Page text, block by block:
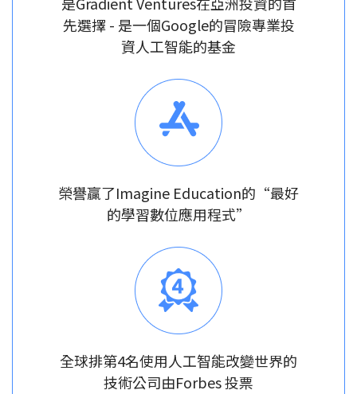
先選擇 - 是一個Google的冒險專業投
資人工智能的基金
榮譽贏了Imagine Education的“最好
的學習數位應用程式”
全球排第4名使用人工智能改變世界的
技術公司由Forbes 投票